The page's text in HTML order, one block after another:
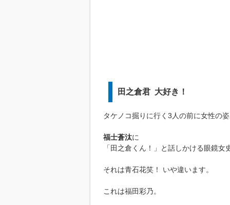
田之倉君 大好き！
タケノコ掘りに行く3人の前に女性の姿
福士蒼汰に
「田之倉くん！」と話しかける眼鏡女
それは青石花笑！ いや違います。
これは福田彩乃。